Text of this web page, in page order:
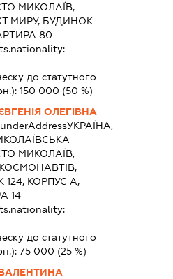
МИКОЛАЇВ,
МИРУ, БУДИНОК
80
до статутного
150 000 (50 %)
ОЛЕГІВНА
УКРАЇНА,
МИКОЛАЇВ,
КОРПУС А,
14
до статутного
75 000 (25 %)